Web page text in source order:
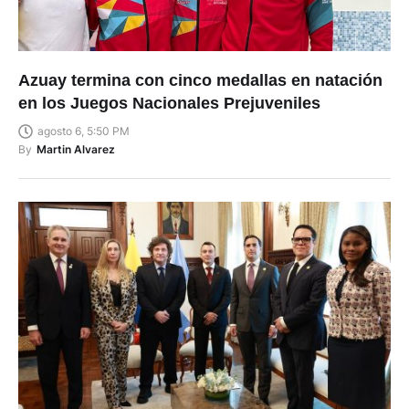
Azuay termina con cinco medallas en natación
en los Juegos Nacionales Prejuveniles
agosto 6, 5:50 PM
By Martin Alvarez